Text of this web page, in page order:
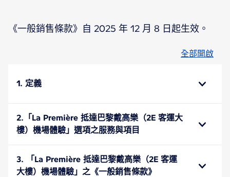
《一般銷售條款》自 2025 年 12 月 8 日起生效。
全部開啟
1. 定義
2.「La Première 抵達巴黎戴高樂（2E 客運大
樓）機場體驗」選項之服務與項目
3. 「La Première 抵達巴黎戴高樂（2E 客運
大樓）機場體驗」之《一般銷售條款》